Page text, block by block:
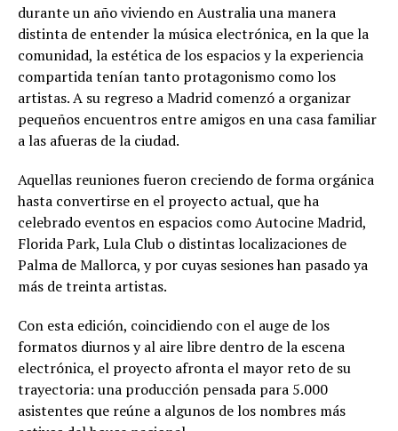
durante un año viviendo en Australia una manera
distinta de entender la música electrónica, en la que la
comunidad, la estética de los espacios y la experiencia
compartida tenían tanto protagonismo como los
artistas. A su regreso a Madrid comenzó a organizar
pequeños encuentros entre amigos en una casa familiar
a las afueras de la ciudad.
Aquellas reuniones fueron creciendo de forma orgánica
hasta convertirse en el proyecto actual, que ha
celebrado eventos en espacios como Autocine Madrid,
Florida Park, Lula Club o distintas localizaciones de
Palma de Mallorca, y por cuyas sesiones han pasado ya
más de treinta artistas.
Con esta edición, coincidiendo con el auge de los
formatos diurnos y al aire libre dentro de la escena
electrónica, el proyecto afronta el mayor reto de su
trayectoria: una producción pensada para 5.000
asistentes que reúne a algunos de los nombres más